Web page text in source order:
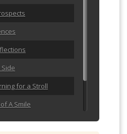
Side
for a Stroll
A Smile